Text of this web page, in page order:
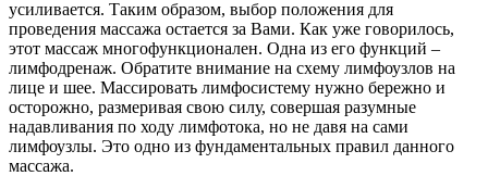
усиливается. Таким образом, выбор положения для
проведения массажа остается за Вами. Как уже говорилось,
этот массаж многофункционален. Одна из его функций –
лимфодренаж. Обратите внимание на схему лимфоузлов на
лице и шее. Массировать лимфосистему нужно бережно и
осторожно, размеривая свою силу, совершая разумные
надавливания по ходу лимфотока, но не давя на сами
лимфоузлы. Это одно из фундаментальных правил данного
массажа.